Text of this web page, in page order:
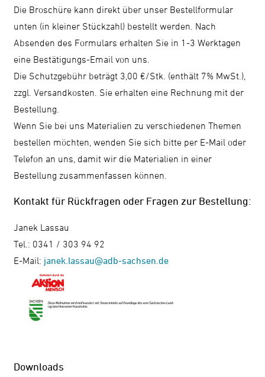
Die Broschüre kann direkt über unser Bestellformular
unten (in kleiner Stückzahl) bestellt werden. Nach
Absenden des Formulars erhalten Sie in 1-3 Werktagen
eine Bestätigungs-Email von uns.
Die Schutzgebühr beträgt 3,00 €/Stk. (enthält 7% MwSt.),
zzgl. Versandkosten. Sie erhalten eine Rechnung mit der
Bestellung.
Wenn Sie bei uns Materialien zu verschiedenen Themen
bestellen möchten, wenden Sie sich bitte per E-Mail oder
Telefon an uns, damit wir die Materialien in einer
Bestellung zusammenfassen können.
Kontakt für Rückfragen oder Fragen zur Bestellung:
Janek Lassau
Tel.: 0341 / 303 94 92
E-Mail: janek.lassau@adb-sachsen.de
Downloads